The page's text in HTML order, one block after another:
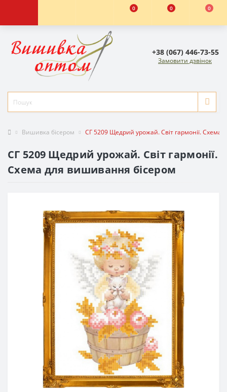
0 0 0
+38 (067) 446-73-55
Замовити дзвінок
Вишивка бісером СГ 5209 Щедрий урожай. Світ гармонії. Схема
СГ 5209 Щедрий урожай. Світ гармонії.
Схема для вишивання бісером